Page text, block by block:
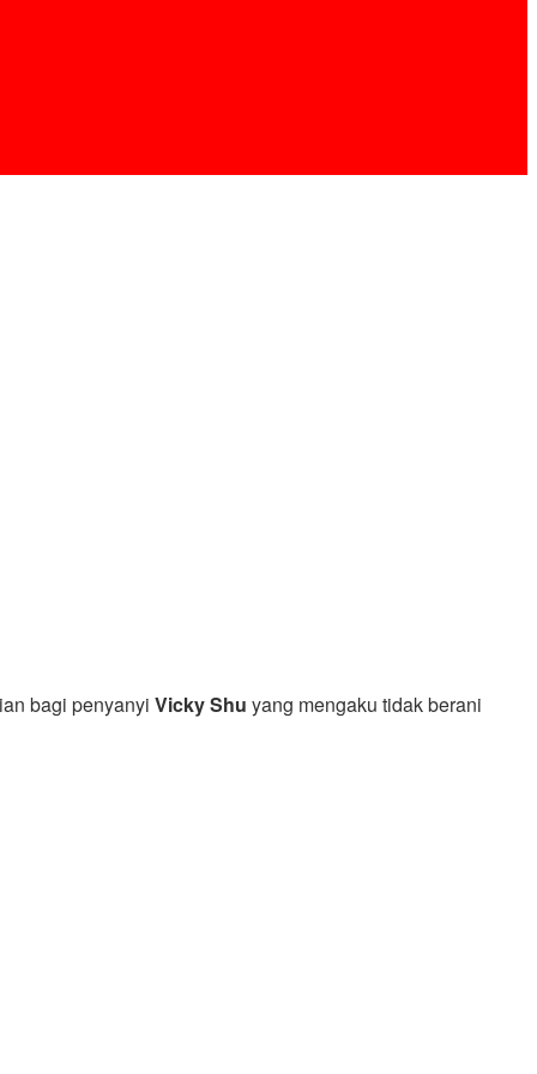
bagi penyanyi Vicky Shu yang mengaku tidak berani